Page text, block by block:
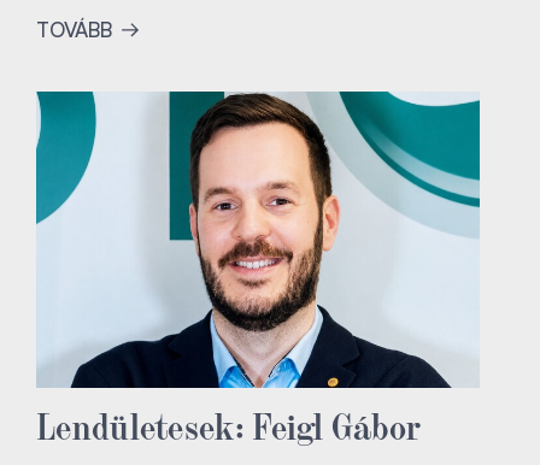
TOVÁBB
Lendületesek: Feigl Gábor